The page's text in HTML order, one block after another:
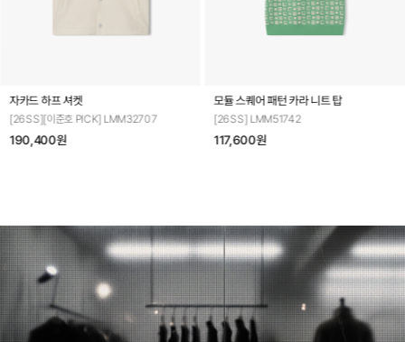
모듈 스퀘어 패턴 카라 니트 탑
[26SS] LMM51742
트위드 컬러리브 하프 티셔츠
[26SS] LMM41701